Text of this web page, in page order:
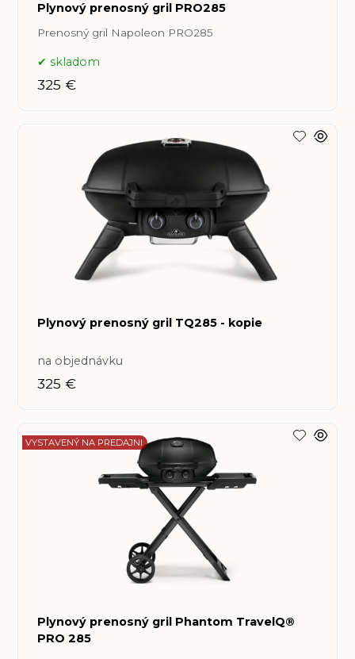
Plynový prenosný gril PRO285
Prenosný gril Napoleon PRO285
skladom
325 €
Plynový prenosný gril TQ285 - kopie
na objednávku
325 €
Plynový prenosný gril Phantom TravelQ®
PRO 285
VYSTAVENÝ NA PREDAJNI